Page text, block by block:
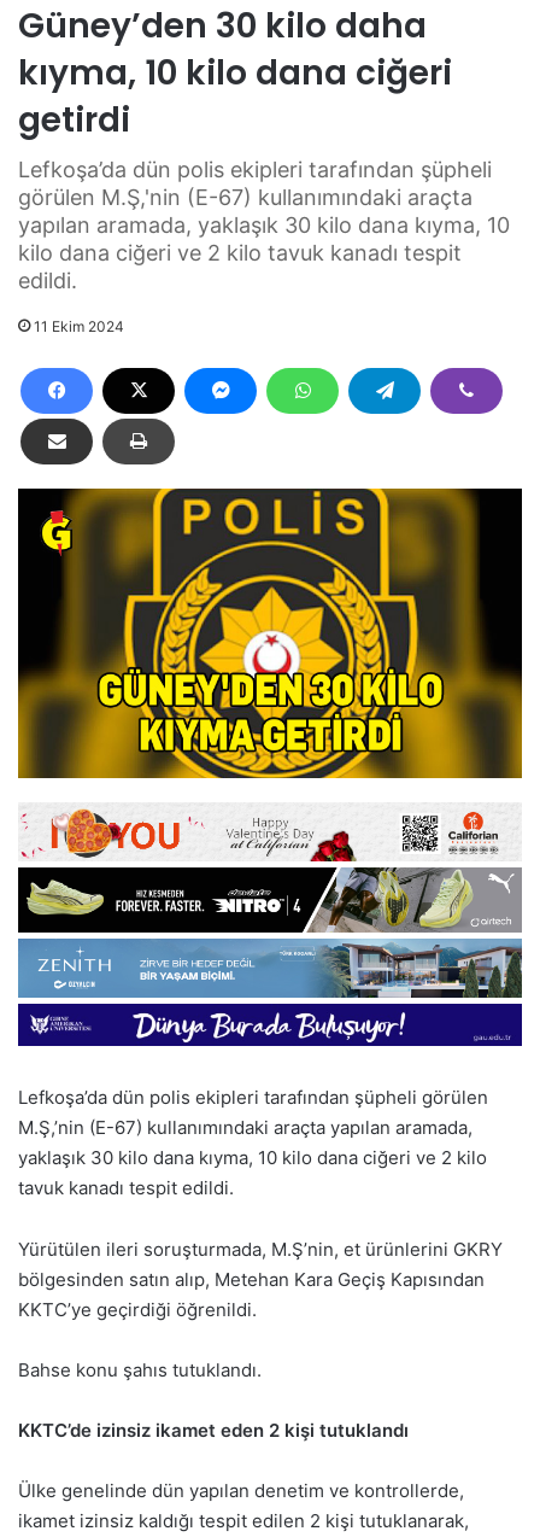
Güney’den 30 kilo daha
kıyma, 10 kilo dana ciğeri
getirdi
Lefkoşa’da dün polis ekipleri tarafından şüpheli
görülen M.Ş,'nin (E-67) kullanımındaki araçta
yapılan aramada, yaklaşık 30 kilo dana kıyma, 10
kilo dana ciğeri ve 2 kilo tavuk kanadı tespit
edildi.
11 Ekim 2024
Lefkoşa’da dün polis ekipleri tarafından şüpheli görülen
M.Ş,’nin (E-67) kullanımındaki araçta yapılan aramada,
yaklaşık 30 kilo dana kıyma, 10 kilo dana ciğeri ve 2 kilo
tavuk kanadı tespit edildi.
Yürütülen ileri soruşturmada, M.Ş’nin, et ürünlerini GKRY
bölgesinden satın alıp, Metehan Kara Geçiş Kapısından
KKTC’ye geçirdiği öğrenildi.
Bahse konu şahıs tutuklandı.
KKTC’de izinsiz ikamet eden 2 kişi tutuklandı
Ülke genelinde dün yapılan denetim ve kontrollerde,
ikamet izinsiz kaldığı tespit edilen 2 kişi tutuklanarak,